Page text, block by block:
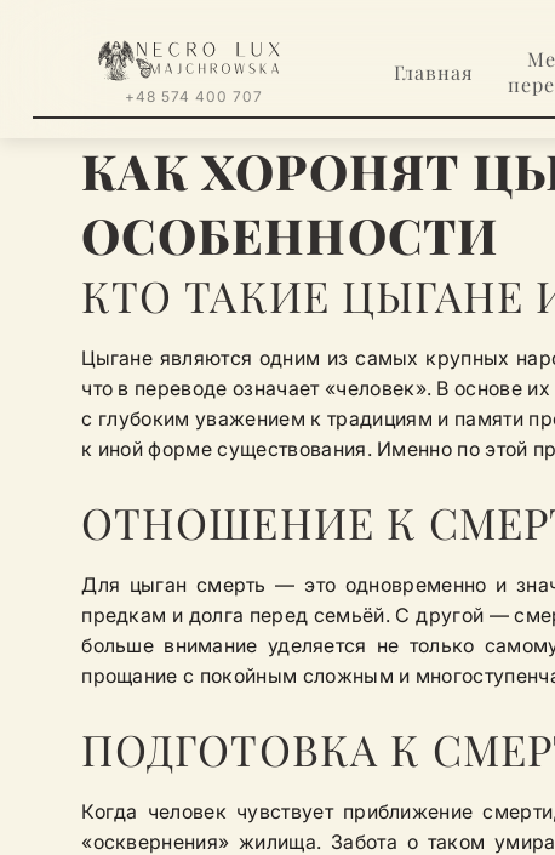
+48 574 400 707
Главная
КАК ХОРОНЯТ
ОСОБЕННОСТИ
КТО ТАКИЕ ЦЫГАНЕ
Цыгане являются одним из самых крупных
что в переводе означает «человек». В основе
с глубоким уважением к традициям и памяти
к иной форме существования. Именно по этой
ОТНОШЕНИЕ К
Для цыган смерть — это одновременно и
предкам и долга перед семьёй. С другой —
больше внимание уделяется не только
прощание с покойным сложным и
ПОДГОТОВКА К
Когда человек чувствует приближение
«осквернения» жилища. Забота о таком